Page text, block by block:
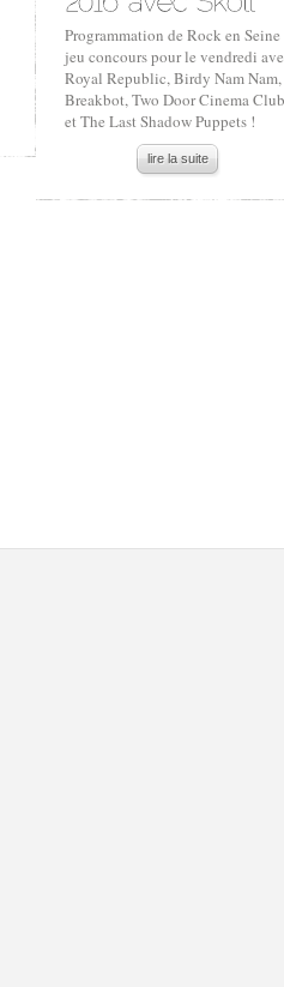
Programmation de Rock en Seine
jeu concours pour le vendredi
Royal Republic, Birdy Nam Nam,
Breakbot, Two Door Cinema Club
et The Last Shadow Puppets !
lire la suite